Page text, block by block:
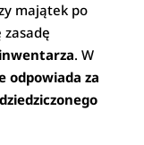
majątek po
zasadę
. W
odpowiada za